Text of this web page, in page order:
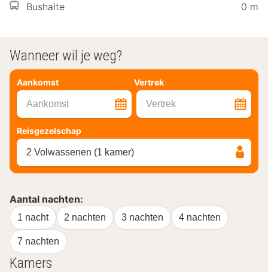
Bushalte
0 m
Wanneer wil je weg?
Aankomst Vertrek
Aankomst Vertrek
Reisgezelschap
2 Volwassenen (1 kamer)
Aantal nachten:
1 nacht 2 nachten 3 nachten 4 nachten
7 nachten
Kamers